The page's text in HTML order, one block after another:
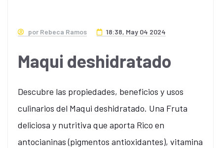
por Rebeca Ramos 18:38, May 04 2024
Maqui deshidratado
Descubre las propiedades, beneficios y usos
culinarios del Maqui deshidratado. Una Fruta
deliciosa y nutritiva que aporta Rico en
antocianinas (pigmentos antioxidantes), vitamina